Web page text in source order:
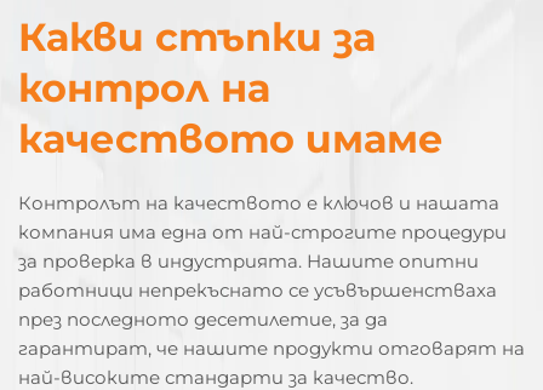
Какви стъпки за
контрол на
качеството имаме
Контролът на качеството е ключов и нашата
компания има една от най-строгите процедури
за проверка в индустрията. Нашите опитни
работници непрекъснато се усъвършенстваха
през последното десетилетие, за да
гарантират, че нашите продукти отговарят на
най-високите стандарти за качество.